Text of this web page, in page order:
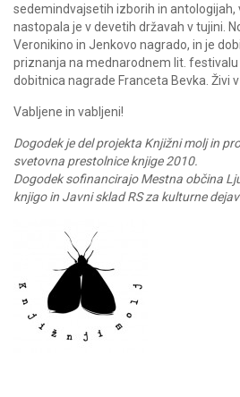
sedemindvajsetih izborih in antologijah,
nastopala je v devetih državah v tujini.
Veronikino in Jenkovo nagrado, in je
priznanja na mednarodnem lit.
dobitnica nagrade Franceta Bevka. Živi v
Vabljene in vabljeni!
Dogodek je del projekta Knjižni molj in
svetovna prestolnice knjige 2010.
Dogodek sofinancirajo Mestna občina
knjigo in Javni sklad RS za kulturne